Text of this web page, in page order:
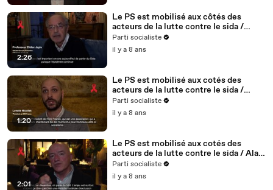
2:26
Le PS est mobilisé aux côtés des
acteurs de la lutte contre le sida /
Didier Jayle, médecin, fondateur du
site vih.org - 1/5
Parti socialiste
il y a 8 ans
1:20
Le PS est mobilisé aux cotés des
acteurs de la lutte contre le sida /
Lennie Nicollet, président de HES -
5/5
Parti socialiste
il y a 8 ans
2:01
Le PS est mobilisé aux cotés des
acteurs de la lutte contre le sida / Alain
BONNINEAU, président de AIDES IDF /
4/5
Parti socialiste
il y a 8 ans